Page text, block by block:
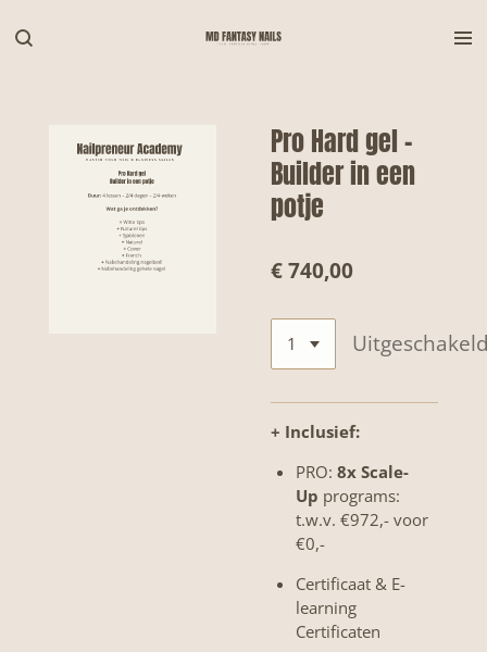
direct
Pro Hard gel -
Builder in een
potje
€ 740,00
+ Inclusief:
PRO: 8x Scale-
Up programs:
t.w.v. €972,- voor
€0,-
Certificaat & E-
learning
Certificaten